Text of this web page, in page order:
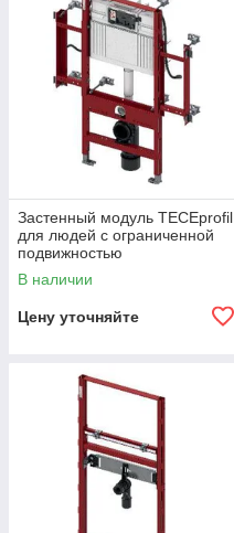
Застенный модуль TECEprofil
для людей с ограниченной
подвижностью
В наличии
Цену уточняйте